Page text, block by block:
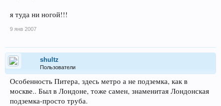
я туда ни ногой!!!
9 янв 2007
shultz
Пользователи
Особенность Питера, здесь метро а не подземка, как в
москве.. Был в Лондоне, тоже самен, знаменитая Лондонская
подземка-просто труба.